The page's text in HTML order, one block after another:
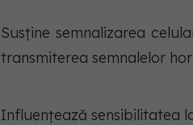
Susține semnalizarea
transmiterea semnalelor
Influențează sensibilitatea